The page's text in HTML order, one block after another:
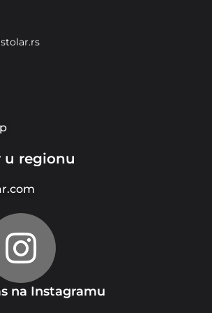
u regionu
na Instagramu